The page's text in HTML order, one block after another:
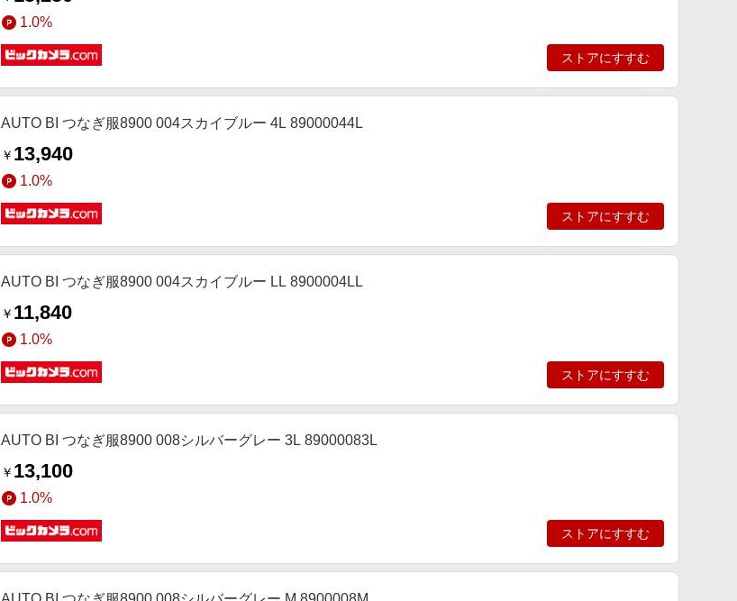
1.0%
ストアにすすむ
AUTO BI つなぎ服8900 004スカイブルー 4L 89000044L
￥ 13,940
1.0%
ストアにすすむ
AUTO BI つなぎ服8900 004スカイブルー LL 8900004LL
￥ 11,840
1.0%
ストアにすすむ
AUTO BI つなぎ服8900 008シルバーグレー 3L 89000083L
￥ 13,100
1.0%
ストアにすすむ